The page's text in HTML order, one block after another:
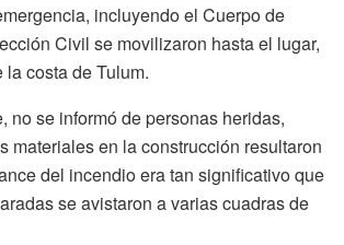
incluyendo el Cuerpo de
Civil se movilizaron hasta el lugar,
costa de Tulum.
no se informó de personas heridas,
materiales en la construcción resultaron
del incendio era tan significativo que
se avistaron a varias cuadras de